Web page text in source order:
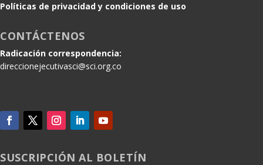
Políticas de privacidad y condiciones de uso
CONTÁCTENOS
Radicación correspondencia:
direccionejecutivasci@sci.org.co
SUSCRIPCIÓN AL BOLETÍN